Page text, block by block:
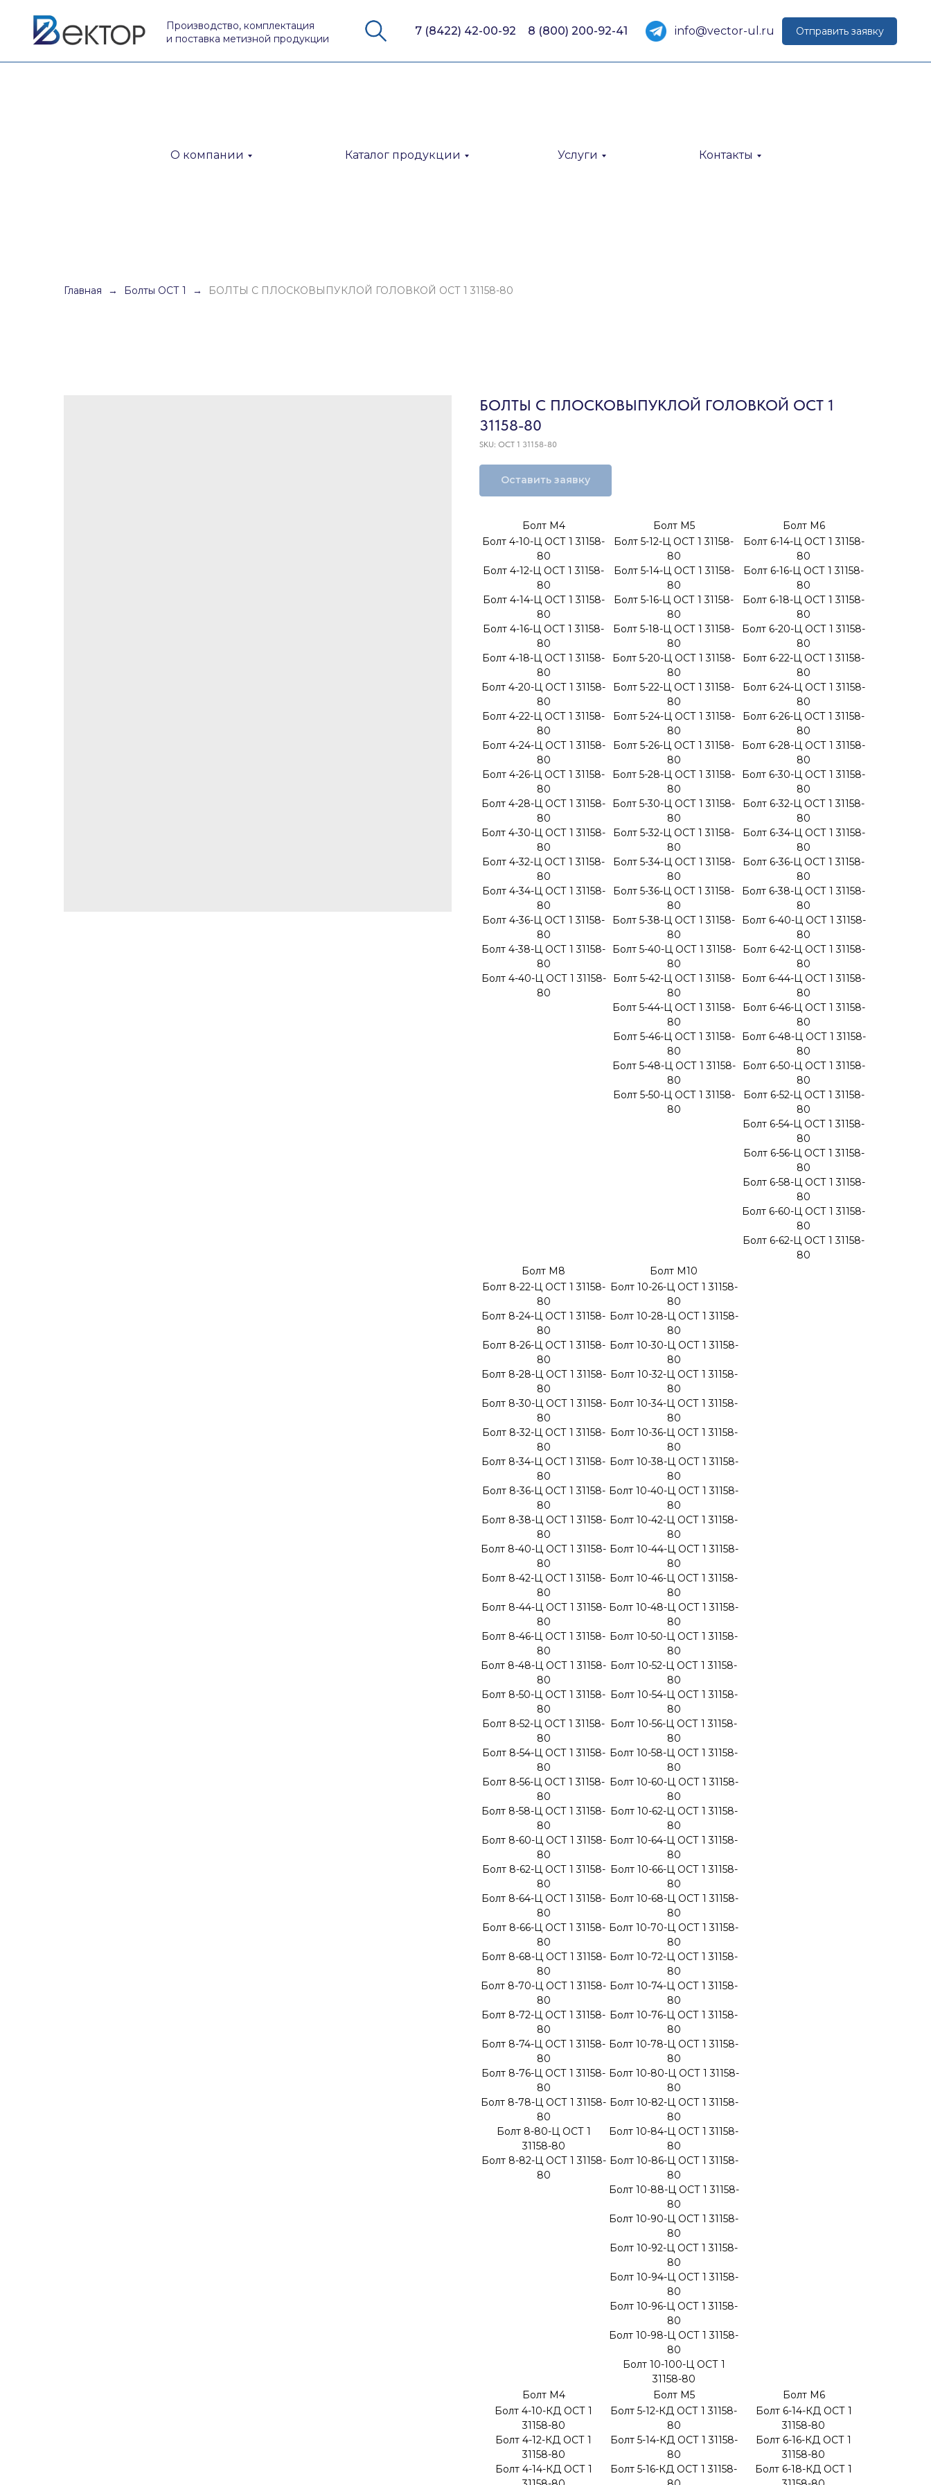
7 (8422) 42-00-92
Производство, комплектация
и поставка метизной продукции
Отправить заявку
8 (800) 200-92-41 info@vector-ul.ru
О компании Каталог продукции Услуги Контакты
Главная Болты ОСТ 1 БОЛТЫ C ПЛОСКОВЫПУКЛОЙ ГОЛОВКОЙ ОСТ 1 31158-80
БОЛТЫ C ПЛОСКОВЫПУКЛОЙ ГОЛОВКОЙ ОСТ 1
31158-80
SKU: ОСТ 1 31158-80
Оставить заявку
Болт М4 Болт М5
Болт М6
Болт 4-10-Ц ОСТ 1 31158-
80
Болт 4-12-Ц ОСТ 1 31158-
80
Болт 4-14-Ц ОСТ 1 31158-
80
Болт 4-16-Ц ОСТ 1 31158-
80
Болт 4-18-Ц ОСТ 1 31158-
80
Болт 4-20-Ц ОСТ 1 31158-
80
Болт 4-22-Ц ОСТ 1 31158-
80
Болт 4-24-Ц ОСТ 1 31158-
80
Болт 4-26-Ц ОСТ 1 31158-
80
Болт 4-28-Ц ОСТ 1 31158-
80
Болт 4-30-Ц ОСТ 1 31158-
80
Болт 4-32-Ц ОСТ 1 31158-
80
Болт 4-34-Ц ОСТ 1 31158-
80
Болт 4-36-Ц ОСТ 1 31158-
80
Болт 4-38-Ц ОСТ 1 31158-
80
Болт 4-40-Ц ОСТ 1 31158-
80
Болт 5-12-Ц ОСТ 1 31158-
80
Болт 5-14-Ц ОСТ 1 31158-
80
Болт 5-16-Ц ОСТ 1 31158-
80
Болт 5-18-Ц ОСТ 1 31158-
80
Болт 5-20-Ц ОСТ 1 31158-
80
Болт 5-22-Ц ОСТ 1 31158-
80
Болт 5-24-Ц ОСТ 1 31158-
80
Болт 5-26-Ц ОСТ 1 31158-
80
Болт 5-28-Ц ОСТ 1 31158-
80
Болт 5-30-Ц ОСТ 1 31158-
80
Болт 5-32-Ц ОСТ 1 31158-
80
Болт 5-34-Ц ОСТ 1 31158-
80
Болт 5-36-Ц ОСТ 1 31158-
80
Болт 5-38-Ц ОСТ 1 31158-
80
Болт 5-40-Ц ОСТ 1 31158-
80
Болт 5-42-Ц ОСТ 1 31158-
80
Болт 5-44-Ц ОСТ 1 31158-
80
Болт 5-46-Ц ОСТ 1 31158-
80
Болт 5-48-Ц ОСТ 1 31158-
80
Болт 5-50-Ц ОСТ 1 31158-
80
Болт 6-14-Ц ОСТ 1 31158-
80
Болт 6-16-Ц ОСТ 1 31158-
80
Болт 6-18-Ц ОСТ 1 31158-
80
Болт 6-20-Ц ОСТ 1 31158-
80
Болт 6-22-Ц ОСТ 1 31158-
80
Болт 6-24-Ц ОСТ 1 31158-
80
Болт 6-26-Ц ОСТ 1 31158-
80
Болт 6-28-Ц ОСТ 1 31158-
80
Болт 6-30-Ц ОСТ 1 31158-
80
Болт 6-32-Ц ОСТ 1 31158-
80
Болт 6-34-Ц ОСТ 1 31158-
80
Болт 6-36-Ц ОСТ 1 31158-
80
Болт 6-38-Ц ОСТ 1 31158-
80
Болт 6-40-Ц ОСТ 1 31158-
80
Болт 6-42-Ц ОСТ 1 31158-
80
Болт 6-44-Ц ОСТ 1 31158-
80
Болт 6-46-Ц ОСТ 1 31158-
80
Болт 6-48-Ц ОСТ 1 31158-
80
Болт 6-50-Ц ОСТ 1 31158-
80
Болт 6-52-Ц ОСТ 1 31158-
80
Болт 6-54-Ц ОСТ 1 31158-
80
Болт 6-56-Ц ОСТ 1 31158-
80
Болт 6-58-Ц ОСТ 1 31158-
80
Болт 6-60-Ц ОСТ 1 31158-
80
Болт 6-62-Ц ОСТ 1 31158-
80
Болт М8
Болт М10
Болт 8-22-Ц ОСТ 1 31158-
80
Болт 8-24-Ц ОСТ 1 31158-
80
Болт 8-26-Ц ОСТ 1 31158-
80
Болт 8-28-Ц ОСТ 1 31158-
80
Болт 8-30-Ц ОСТ 1 31158-
80
Болт 8-32-Ц ОСТ 1 31158-
80
Болт 8-34-Ц ОСТ 1 31158-
80
Болт 8-36-Ц ОСТ 1 31158-
80
Болт 8-38-Ц ОСТ 1 31158-
80
Болт 8-40-Ц ОСТ 1 31158-
80
Болт 8-42-Ц ОСТ 1 31158-
80
Болт 8-44-Ц ОСТ 1 31158-
80
Болт 8-46-Ц ОСТ 1 31158-
80
Болт 8-48-Ц ОСТ 1 31158-
80
Болт 8-50-Ц ОСТ 1 31158-
80
Болт 8-52-Ц ОСТ 1 31158-
80
Болт 8-54-Ц ОСТ 1 31158-
80
Болт 8-56-Ц ОСТ 1 31158-
80
Болт 8-58-Ц ОСТ 1 31158-
80
Болт 8-60-Ц ОСТ 1 31158-
80
Болт 8-62-Ц ОСТ 1 31158-
80
Болт 8-64-Ц ОСТ 1 31158-
80
Болт 8-66-Ц ОСТ 1 31158-
80
Болт 8-68-Ц ОСТ 1 31158-
80
Болт 8-70-Ц ОСТ 1 31158-
80
Болт 8-72-Ц ОСТ 1 31158-
80
Болт 8-74-Ц ОСТ 1 31158-
80
Болт 8-76-Ц ОСТ 1 31158-
80
Болт 8-78-Ц ОСТ 1 31158-
80
Болт 8-80-Ц ОСТ 1
31158-80
Болт 8-82-Ц ОСТ 1 31158-
80
Болт 10-26-Ц ОСТ 1 31158-
80
Болт 10-28-Ц ОСТ 1 31158-
80
Болт 10-30-Ц ОСТ 1 31158-
80
Болт 10-32-Ц ОСТ 1 31158-
80
Болт 10-34-Ц ОСТ 1 31158-
80
Болт 10-36-Ц ОСТ 1 31158-
80
Болт 10-38-Ц ОСТ 1 31158-
80
Болт 10-40-Ц ОСТ 1 31158-
80
Болт 10-42-Ц ОСТ 1 31158-
80
Болт 10-44-Ц ОСТ 1 31158-
80
Болт 10-46-Ц ОСТ 1 31158-
80
Болт 10-48-Ц ОСТ 1 31158-
80
Болт 10-50-Ц ОСТ 1 31158-
80
Болт 10-52-Ц ОСТ 1 31158-
80
Болт 10-54-Ц ОСТ 1 31158-
80
Болт 10-56-Ц ОСТ 1 31158-
80
Болт 10-58-Ц ОСТ 1 31158-
80
Болт 10-60-Ц ОСТ 1 31158-
80
Болт 10-62-Ц ОСТ 1 31158-
80
Болт 10-64-Ц ОСТ 1 31158-
80
Болт 10-66-Ц ОСТ 1 31158-
80
Болт 10-68-Ц ОСТ 1 31158-
80
Болт 10-70-Ц ОСТ 1 31158-
80
Болт 10-72-Ц ОСТ 1 31158-
80
Болт 10-74-Ц ОСТ 1 31158-
80
Болт 10-76-Ц ОСТ 1 31158-
80
Болт 10-78-Ц ОСТ 1 31158-
80
Болт 10-80-Ц ОСТ 1 31158-
80
Болт 10-82-Ц ОСТ 1 31158-
80
Болт 10-84-Ц ОСТ 1 31158-
80
Болт 10-86-Ц ОСТ 1 31158-
80
Болт 10-88-Ц ОСТ 1 31158-
80
Болт 10-90-Ц ОСТ 1 31158-
80
Болт 10-92-Ц ОСТ 1 31158-
80
Болт 10-94-Ц ОСТ 1 31158-
80
Болт 10-96-Ц ОСТ 1 31158-
80
Болт 10-98-Ц ОСТ 1 31158-
80
Болт 10-100-Ц ОСТ 1
31158-80
Болт М4
Болт М5
Болт М6
Болт 4-10-КД ОСТ 1
31158-80
Болт 4-12-КД ОСТ 1
31158-80
Болт 4-14-КД ОСТ 1
Болт 5-12-КД ОСТ 1 31158-
80
Болт 5-14-КД ОСТ 1 31158-
80
Болт 5-16-КД ОСТ 1 31158-
Болт 6-14-КД ОСТ 1
31158-80
Болт 6-16-КД ОСТ 1
31158-80
Болт 6-18-КД ОСТ 1